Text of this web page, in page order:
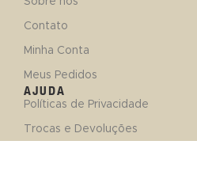
Contato
Minha Conta
Meus Pedidos
AJUDA
Políticas de Privacidade
Trocas e Devoluções